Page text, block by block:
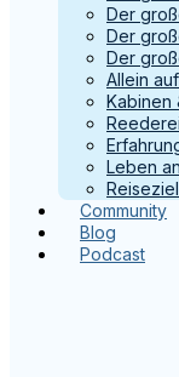
Der
Der
Der
Allein
Kabinen
Leben
Community
Blog
Podcast